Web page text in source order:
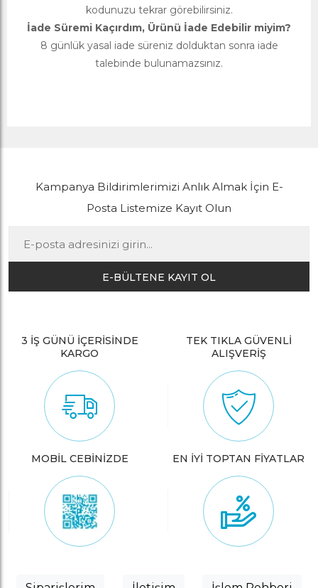
kodunuzu tekrar görebilirsiniz.
İade Süremi Kaçırdım, Ürünü İade Edebilir miyim?
8 günlük yasal iade süreniz dolduktan sonra iade
talebinde bulunamazsınız.
Kampanya Bildirimlerimizi Anlık Almak İçin E-
Posta Listemize Kayıt Olun
E-BÜLTENE KAYIT OL
3 İŞ GÜNÜ İÇERİSİNDE
KARGO
TEK TIKLA GÜVENLİ
ALIŞVERİŞ
MOBİL CEBİNİZDE EN İYİ TOPTAN FİYATLAR